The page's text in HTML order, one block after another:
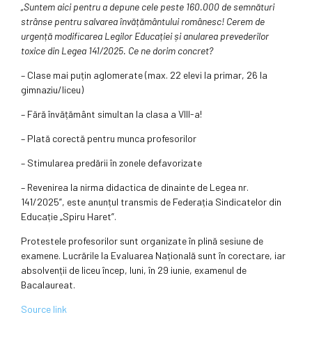
„Suntem aici pentru a depune cele peste 160.000 de semnături
strânse pentru salvarea învățământului românesc! Cerem de
urgență modificarea Legilor Educației și anularea prevederilor
toxice din Legea 141/2025. Ce ne dorim concret?
– Clase mai puțin aglomerate (max. 22 elevi la primar, 26 la
gimnaziu/liceu)
– Fără învățământ simultan la clasa a VIII-a!
– Plată corectă pentru munca profesorilor
– Stimularea predării în zonele defavorizate
– Revenirea la nirma didactica de dinainte de Legea nr.
141/2025”, este anunțul transmis de Federația Sindicatelor din
Educație „Spiru Haret”.
Protestele profesorilor sunt organizate în plină sesiune de
examene. Lucrările la Evaluarea Națională sunt în corectare, iar
absolvenții de liceu încep, luni, în 29 iunie, examenul de
Bacalaureat.
Source link